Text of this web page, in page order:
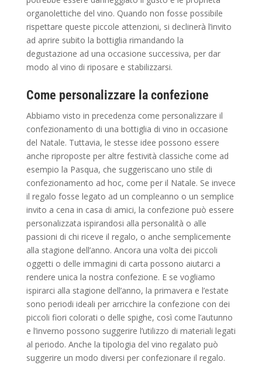
organolettiche del vino. Quando non fosse possibile
rispettare queste piccole attenzioni, si declinerà l’invito
ad aprire subito la bottiglia rimandando la
degustazione ad una occasione successiva, per dar
modo al vino di riposare e stabilizzarsi.
Come personalizzare la confezione
Abbiamo visto in precedenza come personalizzare il
confezionamento di una bottiglia di vino in occasione
del Natale. Tuttavia, le stesse idee possono essere
anche riproposte per altre festività classiche come ad
esempio la Pasqua, che suggeriscano uno stile di
confezionamento ad hoc, come per il Natale. Se invece
il regalo fosse legato ad un compleanno o un semplice
invito a cena in casa di amici, la confezione può essere
personalizzata ispirandosi alla personalità o alle
passioni di chi riceve il regalo, o anche semplicemente
alla stagione dell’anno. Ancora una volta dei piccoli
oggetti o delle immagini di carta possono aiutarci a
rendere unica la nostra confezione. E se vogliamo
ispirarci alla stagione dell’anno, la primavera e l’estate
sono periodi ideali per arricchire la confezione con dei
piccoli fiori colorati o delle spighe, così come l’autunno
e l’inverno possono suggerire l’utilizzo di materiali legati
al periodo. Anche la tipologia del vino regalato può
suggerire un modo diversi per confezionare il regalo.